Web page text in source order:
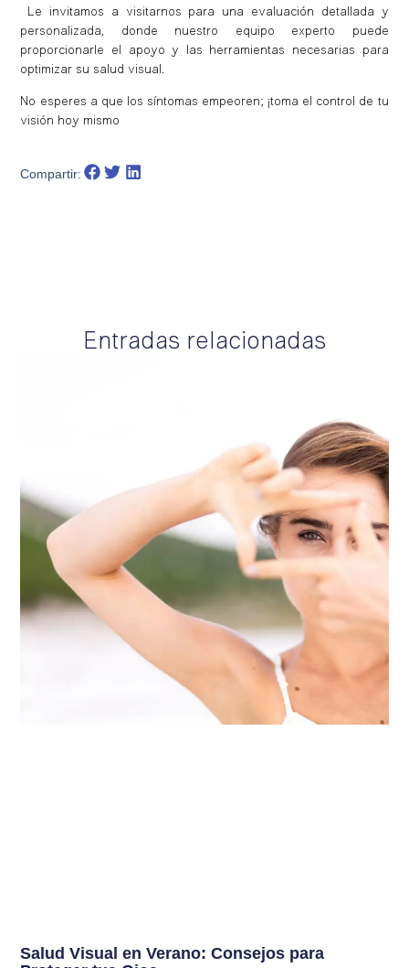
Le invitamos a visitarnos para una evaluación detallada y
personalizada, donde nuestro equipo experto puede
proporcionarle el apoyo y las herramientas necesarias para
optimizar su salud visual.
No esperes a que los síntomas empeoren; ¡toma el control de tu
visión hoy mismo
Compartir:
Entradas relacionadas
Salud Visual en Verano: Consejos para